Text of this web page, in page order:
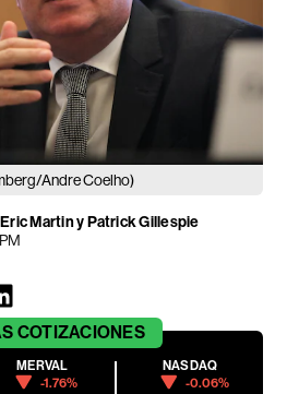
Andre Coelho)
Martin y Patrick Gillespie
COTIZACIONES
MERVAL
-1.76%
NASDAQ
-0.06%